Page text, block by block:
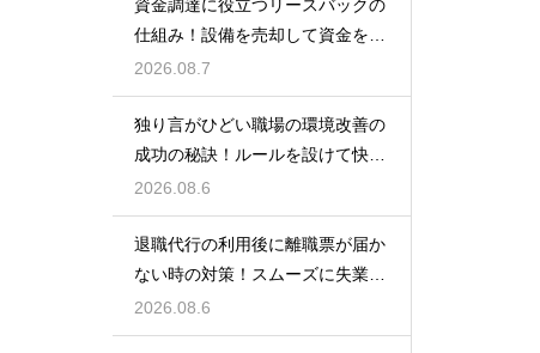
資金調達に役立つリースバックの
仕組み！設備を売却して資金を得
る方法
2026.08.7
独り言がひどい職場の環境改善の
成功の秘訣！ルールを設けて快適
な空間を作る
2026.08.6
退職代行の利用後に離職票が届か
ない時の対策！スムーズに失業保
険をもらう
2026.08.6